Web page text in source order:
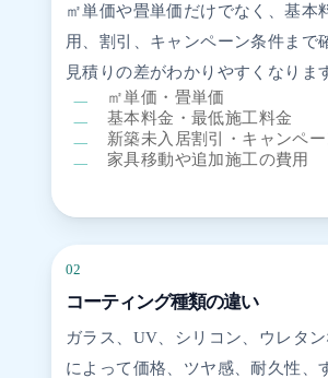
㎡単価や畳単価だけでなく、基本
用、割引、キャンペーン条件まで
見積りの差がわかりやすくなりま
㎡単価・畳単価
基本料金・最低施工料金
新築未入居割引・キャンペー
家具移動や追加施工の費用
02
コーティング種類の違い
ガラス、UV、シリコン、ウレタ
によって価格、ツヤ感、耐久性、